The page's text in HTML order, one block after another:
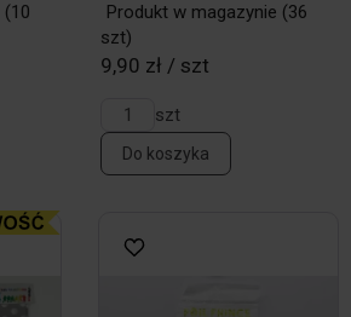
(10
Produkt w magazynie (36
szt)
9,90 zł / szt
szt
Do koszyka